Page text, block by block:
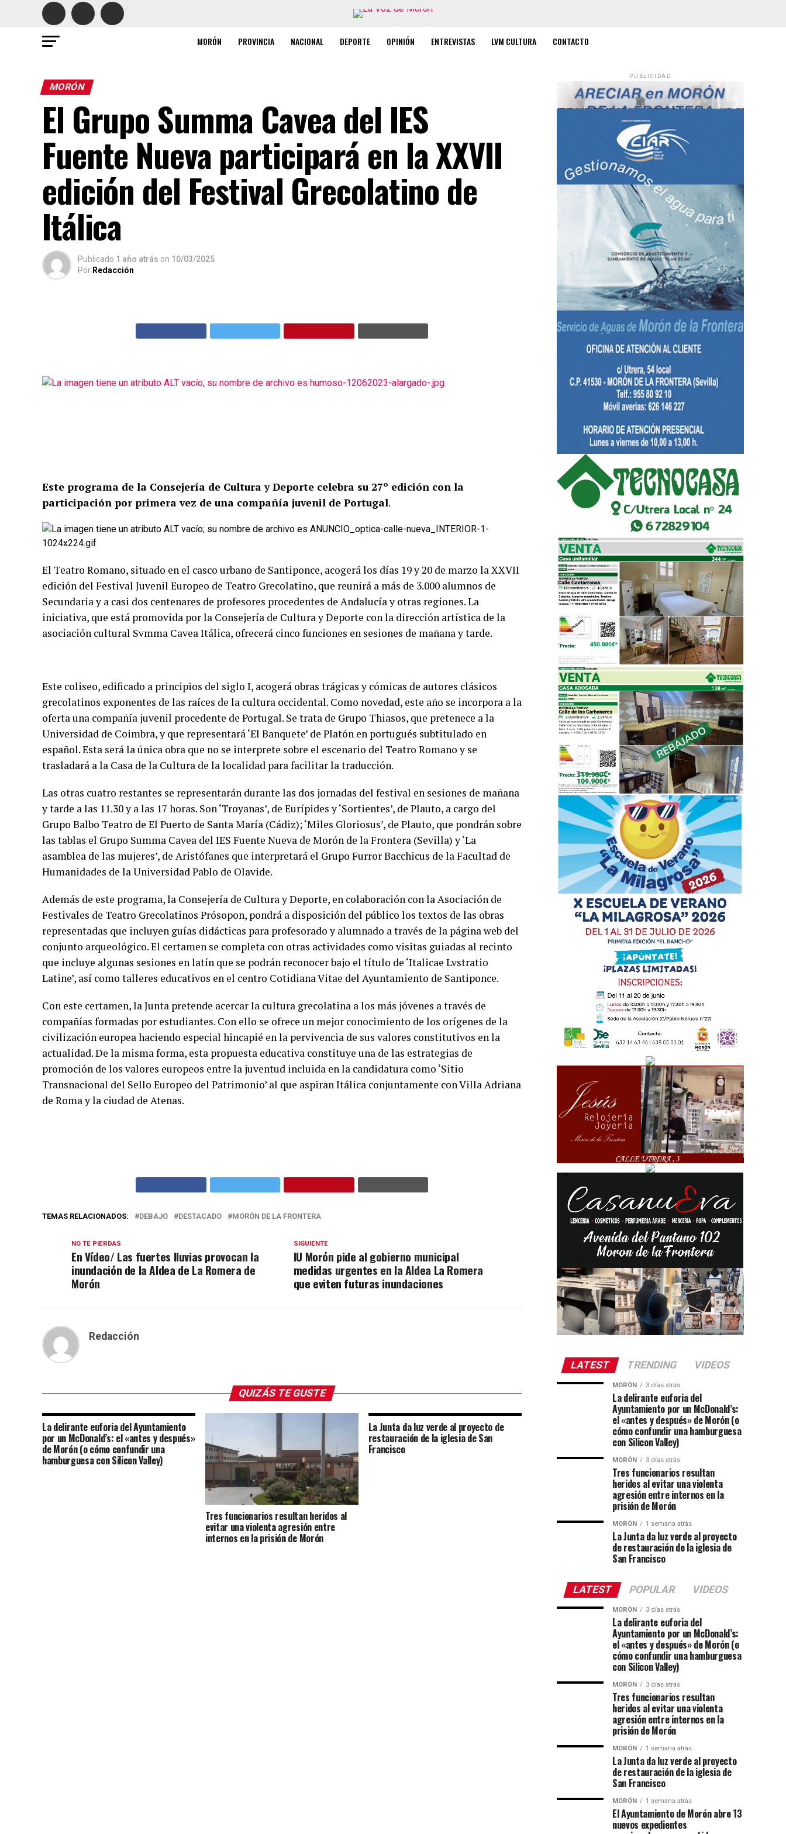
MORÓN PROVINCIA NACIONAL DEPORTE OPINIÓN ENTREVISTAS LVM CULTURA CONTACTO
MORÓN
El Grupo Summa Cavea del IES
Fuente Nueva participará en la XXVII
edición del Festival Grecolatino de
Itálica
Publicado 1 año atrás on 10/03/2025
Por Redacción
Este programa de la Consejería de Cultura y Deporte celebra su 27º edición con la
participación por primera vez de una compañía juvenil de Portugal.
El Teatro Romano, situado en el casco urbano de Santiponce, acogerá los días 19 y 20 de marzo la XXVII
edición del Festival Juvenil Europeo de Teatro Grecolatino, que reunirá a más de 3.000 alumnos de
Secundaria y a casi dos centenares de profesores procedentes de Andalucía y otras regiones. La
iniciativa, que está promovida por la Consejería de Cultura y Deporte con la dirección artística de la
asociación cultural Svmma Cavea Itálica, ofrecerá cinco funciones en sesiones de mañana y tarde.
Este coliseo, edificado a principios del siglo I, acogerá obras trágicas y cómicas de autores clásicos
grecolatinos exponentes de las raíces de la cultura occidental. Como novedad, este año se incorpora a la
oferta una compañía juvenil procedente de Portugal. Se trata de Grupo Thiasos, que pretenece a la
Universidad de Coimbra, y que representará ‘El Banquete’ de Platón en portugués subtitulado en
español. Esta será la única obra que no se interprete sobre el escenario del Teatro Romano y se
trasladará a la Casa de la Cultura de la localidad para facilitar la traducción.
Las otras cuatro restantes se representarán durante las dos jornadas del festival en sesiones de mañana
y tarde a las 11.30 y a las 17 horas. Son ‘Troyanas’, de Eurípides y ‘Sortientes’, de Plauto, a cargo del
Grupo Balbo Teatro de El Puerto de Santa María (Cádiz); ‘Miles Gloriosus’, de Plauto, que pondrán sobre
las tablas el Grupo Summa Cavea del IES Fuente Nueva de Morón de la Frontera (Sevilla) y ‘La
asamblea de las mujeres’, de Aristófanes que interpretará el Grupo Furror Bacchicus de la Facultad de
Humanidades de la Universidad Pablo de Olavide.
Además de este programa, la Consejería de Cultura y Deporte, en colaboración con la Asociación de
Festivales de Teatro Grecolatinos Prósopon, pondrá a disposición del público los textos de las obras
representadas que incluyen guías didácticas para profesorado y alumnado a través de la página web del
conjunto arqueológico. El certamen se completa con otras actividades como visitas guiadas al recinto
que incluye algunas sesiones en latín que se podrán reconocer bajo el título de ‘Italicae Lvstratio
Latine’, así como talleres educativos en el centro Cotidiana Vitae del Ayuntamiento de Santiponce.
Con este certamen, la Junta pretende acercar la cultura grecolatina a los más jóvenes a través de
compañías formadas por estudiantes. Con ello se ofrece un mejor conocimiento de los orígenes de la
civilización europea haciendo especial hincapié en la pervivencia de sus valores constitutivos en la
actualidad. De la misma forma, esta propuesta educativa constituye una de las estrategias de
promoción de los valores europeos entre la juventud incluida en la candidatura como ‘Sitio
Transnacional del Sello Europeo del Patrimonio’ al que aspiran Itálica conjuntamente con Villa Adriana
de Roma y la ciudad de Atenas.
TEMAS RELACIONADOS: DEBAJO DESTACADO MORÓN DE LA FRONTERA
SIGUIENTE
IU Morón pide al gobierno municipal
medidas urgentes en la Aldea La Romera
que eviten futuras inundaciones
NO TE PIERDAS
En Vídeo/ Las fuertes lluvias provocan la
inundación de la Aldea de La Romera de
Morón
Redacción
QUIZÁS TE GUSTE
La delirante euforia del Ayuntamiento
por un McDonald’s: el «antes y después»
de Morón (o cómo confundir una
hamburguesa con Silicon Valley)
Tres funcionarios resultan heridos al
evitar una violenta agresión entre
internos en la prisión de Morón
La Junta da luz verde al proyecto de
restauración de la iglesia de San
Francisco
PUBLICIDAD
LATEST TRENDING VIDEOS
MORÓN 3 días atrás
La delirante euforia del
Ayuntamiento por un McDonald’s:
el «antes y después» de Morón (o
cómo confundir una hamburguesa
con Silicon Valley)
MORÓN 3 días atrás
Tres funcionarios resultan
heridos al evitar una violenta
agresión entre internos en la
prisión de Morón
MORÓN 1 semana atrás
La Junta da luz verde al proyecto
de restauración de la iglesia de
San Francisco
LATEST POPULAR VIDEOS
MORÓN 3 días atrás
La delirante euforia del
Ayuntamiento por un McDonald’s:
el «antes y después» de Morón (o
cómo confundir una hamburguesa
con Silicon Valley)
MORÓN 3 días atrás
Tres funcionarios resultan
heridos al evitar una violenta
agresión entre internos en la
prisión de Morón
MORÓN 1 semana atrás
La Junta da luz verde al proyecto
de restauración de la iglesia de
San Francisco
MORÓN 1 semana atrás
El Ayuntamiento de Morón abre 13
nuevos expedientes